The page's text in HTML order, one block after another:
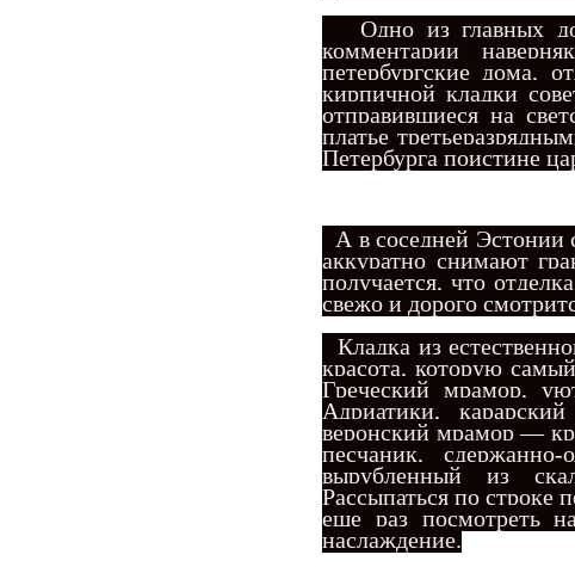
Одно из главных
комментарии
петербургские дома,
кирпичной кладки
отправившиеся на
платье
Петербурга поистине
А в соседней Эстонии
аккуратно снимают
получается, что
свежо и дорого
Кладка из
красота, которую
Греческий мрамор,
Адриатики,
веронский мрамор —
песчаник,
вырубленный из
Рассыпаться по строке
еще раз посмотреть
наслаждение.